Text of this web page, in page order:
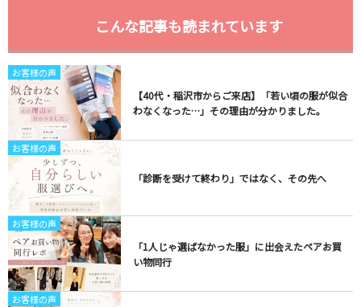
こんな記事も読まれています
お客様の声
【40代・稲沢市からご来店】「若い頃の服が似合
わなくなった…」その理由が分かりました。
お客様の声
「診断を受けて終わり」ではなく、その先へ
お客様の声
「1人じゃ選ばなかった服」に出会えたペアお買
い物同行
お客様の声